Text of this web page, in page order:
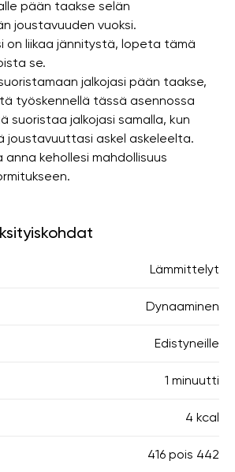
pään taakse selän
joustavuuden vuoksi.
on liikaa jännitystä, lopeta tämä
se.
jalkojasi pään taakse,
työskennellä tässä asennossa
suoristaa jalkojasi samalla, kun
joustavuuttasi askel askeleelta.
anna kehollesi mahdollisuus
Lämmittelyt
Dynaaminen
Edistyneille
1 minuutti
4 kcal
416 pois 442